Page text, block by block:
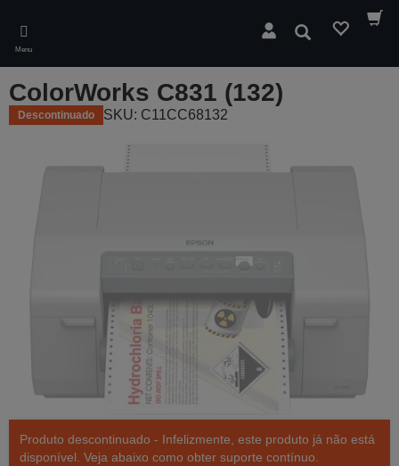
main
content
Menu
Pesquisar
ColorWorks C831 (132)
Descontinuado SKU: C11CC68132
Produto descontinuado - Infelizmente, este produto já não está
disponível. Veja abaixo como obter suporte contínuo.